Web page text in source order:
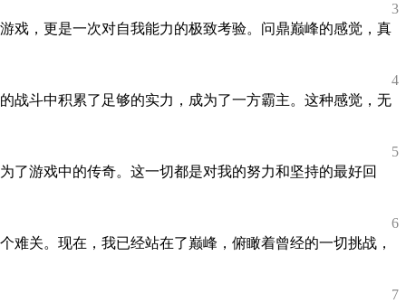
3
戏，更是一次对自我能力的极致考验。问鼎巅峰的感觉，真
4
战斗中积累了足够的实力，成为了一方霸主。这种感觉，无
5
了游戏中的传奇。这一切都是对我的努力和坚持的最好回
6
关。现在，我已经站在了巅峰，俯瞰着曾经的一切挑战，
7